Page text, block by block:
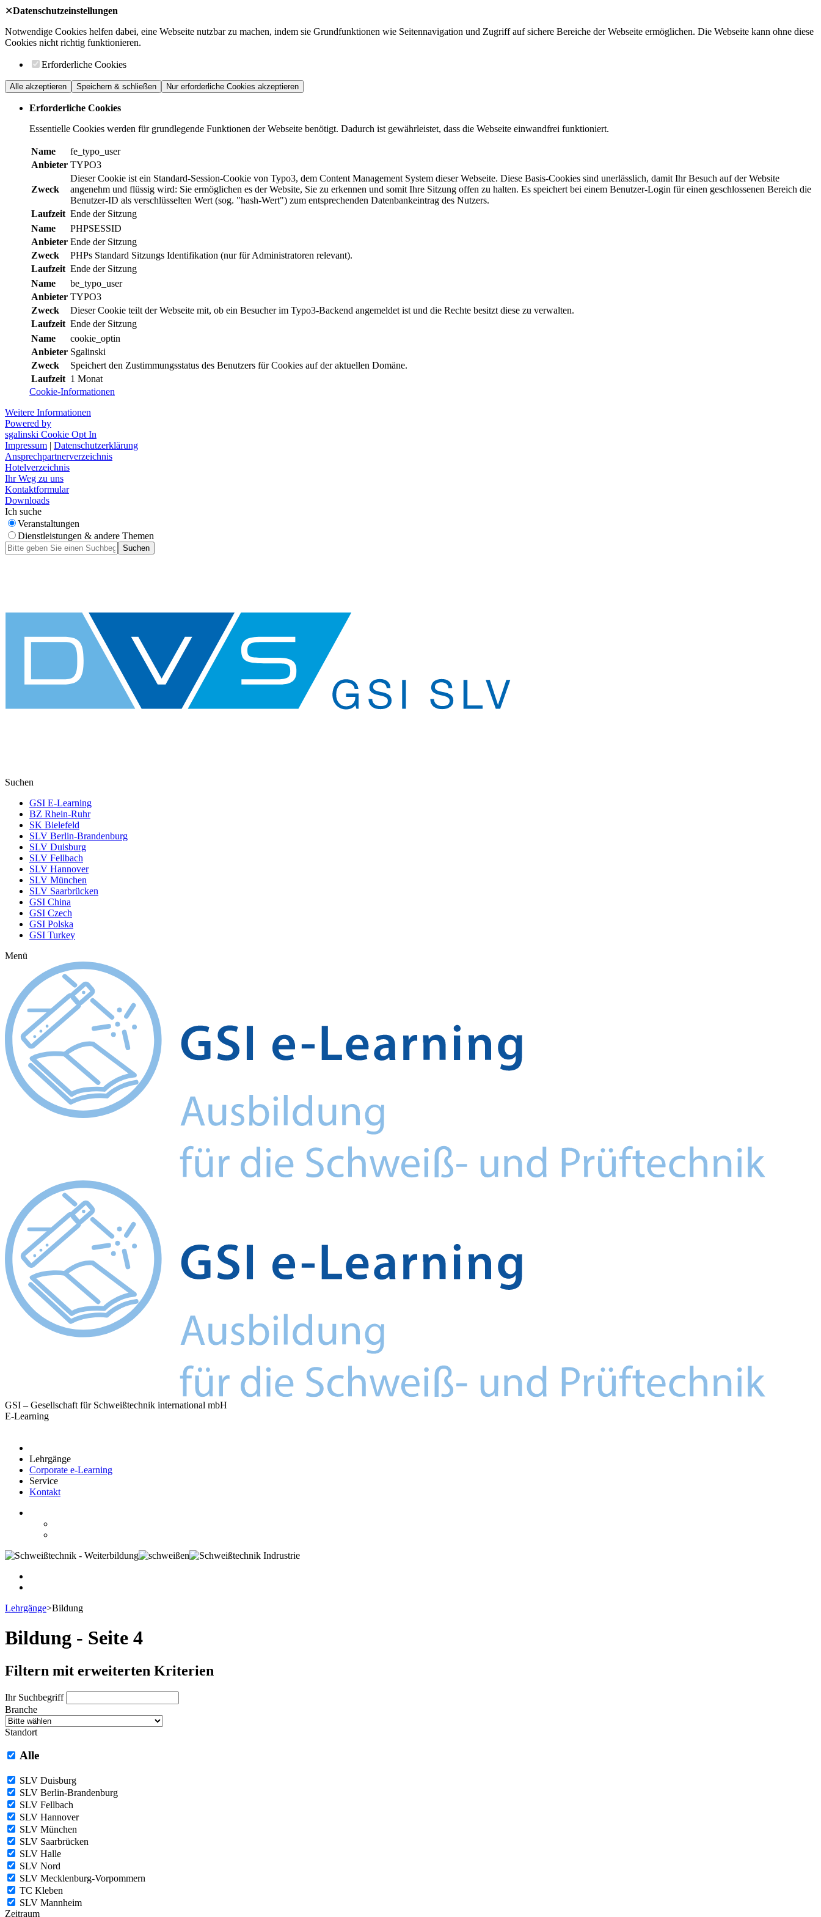
✕Datenschutzeinstellungen
Notwendige Cookies helfen dabei, eine Webseite nutzbar zu machen, indem sie Grundfunktionen wie Seitennavigation und Zugriff auf sichere Bereiche der Webseite ermöglichen. Die Webseite kann ohne diese
Cookies nicht richtig funktionieren.
Erforderliche Cookies
Alle akzeptieren Speichern & schließen Nur erforderliche Cookies akzeptieren
Erforderliche Cookies
Essentielle Cookies werden für grundlegende Funktionen der Webseite benötigt. Dadurch ist gewährleistet, dass die Webseite einwandfrei funktioniert.
Name
fe_typo_user
Anbieter TYPO3
Zweck
Dieser Cookie ist ein Standard-Session-Cookie von Typo3, dem Content Management System dieser Webseite. Diese Basis-Cookies sind unerlässlich, damit Ihr Besuch auf der Website
angenehm und flüssig wird: Sie ermöglichen es der Website, Sie zu erkennen und somit Ihre Sitzung offen zu halten. Es speichert bei einem Benutzer-Login für einen geschlossenen Bereich die
Benutzer-ID als verschlüsselten Wert (sog. "hash-Wert") zum entsprechenden Datenbankeintrag des Nutzers.
Laufzeit Ende der Sitzung
Name
PHPSESSID
Anbieter Ende der Sitzung
Zweck
PHPs Standard Sitzungs Identifikation (nur für Administratoren relevant).
Laufzeit Ende der Sitzung
Name
be_typo_user
Anbieter TYPO3
Zweck
Dieser Cookie teilt der Webseite mit, ob ein Besucher im Typo3-Backend angemeldet ist und die Rechte besitzt diese zu verwalten.
Laufzeit Ende der Sitzung
Name
cookie_optin
Anbieter Sgalinski
Zweck
Speichert den Zustimmungsstatus des Benutzers für Cookies auf der aktuellen Domäne.
Laufzeit 1 Monat
Cookie-Informationen
Weitere Informationen
Powered by
sgalinski Cookie Opt In
Impressum | Datenschutzerklärung
Ansprechpartnerverzeichnis
Hotelverzeichnis
Ihr Weg zu uns
Kontaktformular
Downloads
Ich suche
Veranstaltungen
Dienstleistungen & andere Themen
Suchen
Suchen
GSI E-Learning
BZ Rhein-Ruhr
SK Bielefeld
SLV Berlin-Brandenburg
SLV Duisburg
SLV Fellbach
SLV Hannover
SLV München
SLV Saarbrücken
GSI China
GSI Czech
GSI Polska
GSI Turkey
Menü
GSI – Gesellschaft für Schweißtechnik international mbH
E-Learning
Lehrgänge
Corporate e-Learning
Service
Kontakt
Lehrgänge>Bildung
Bildung - Seite 4
Filtern mit erweiterten Kriterien
Ihr Suchbegriff
Branche
Standort
Alle
SLV Duisburg
SLV Berlin-Brandenburg
SLV Fellbach
SLV Hannover
SLV München
SLV Saarbrücken
SLV Halle
SLV Nord
SLV Mecklenburg-Vorpommern
TC Kleben
SLV Mannheim
Zeitraum